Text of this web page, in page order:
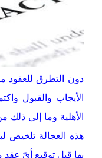
دون التطرق للعقود
الأيجاب والقبول
الأهلية وما إلى
هذه العجالة تلخيص
بها قبل توقيع أيّ